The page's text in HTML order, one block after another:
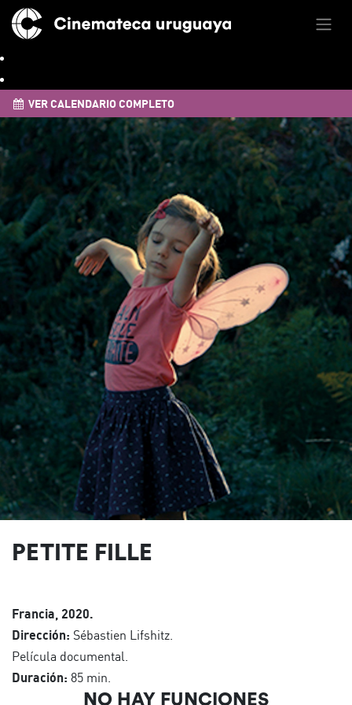
VER CALENDARIO COMPLETO
PETITE FILLE
Francia, 2020.
Dirección: Sébastien Lifshitz.
Película documental.
Duración: 85 min.
NO HAY FUNCIONES